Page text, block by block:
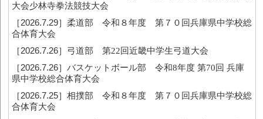
大会少林寺拳法競技大会
［2026.7.29］柔道部 令和８年度 第７０回兵庫県中学校総
合体育大会
［2026.7.26］ 弓道部 第22回近畿中学生弓道大会
［2026.7.26］バスケットボール部 令和8年度 第70回 兵庫
県中学校総合体育大会
［2026.7.25］相撲部 令和８年度 第７０回兵庫県中学校総
合体育大会